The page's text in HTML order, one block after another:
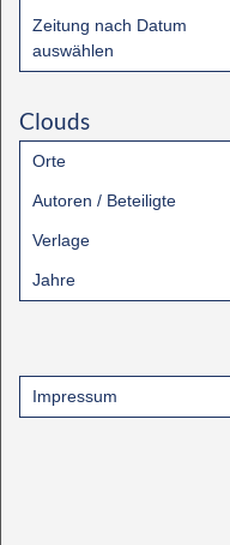
Zeitung nach Datum
auswählen
Clouds
Orte
Autoren / Beteiligte
Verlage
Jahre
Impressum